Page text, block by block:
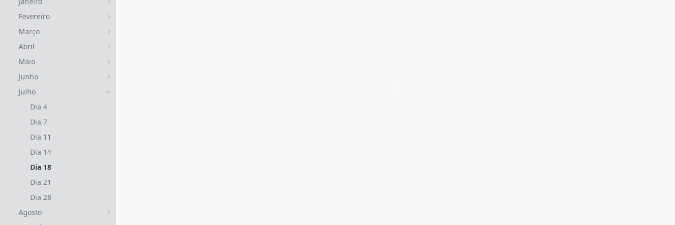
Fevereiro
Março
Abril
Maio
Junho
Julho
Dia 4
Dia 7
Dia 11
Dia 14
Dia 18
Dia 21
Dia 28
Agosto